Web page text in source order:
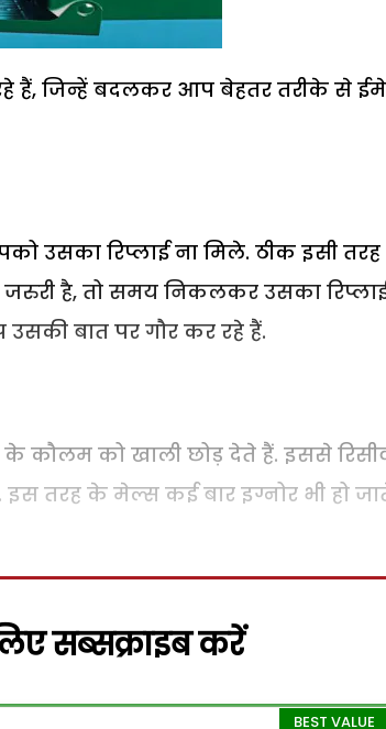
हैं, जिन्हें बदलकर आप बेहतर तरीके से
रिप्लाई ना मिले. ठीक इसी तरह
है, तो समय निकलकर उसका
बात पर गौर कर रहे हैं.
को खाली छोड़ देते हैं. इससे
तरह के मेल्स कई बार इग्नोर भी हो
सब्सक्राइब करें